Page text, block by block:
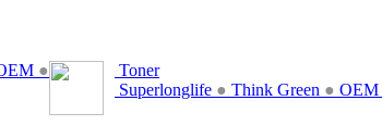
●
Toner
Superlonglife ● Think Green ● OEM